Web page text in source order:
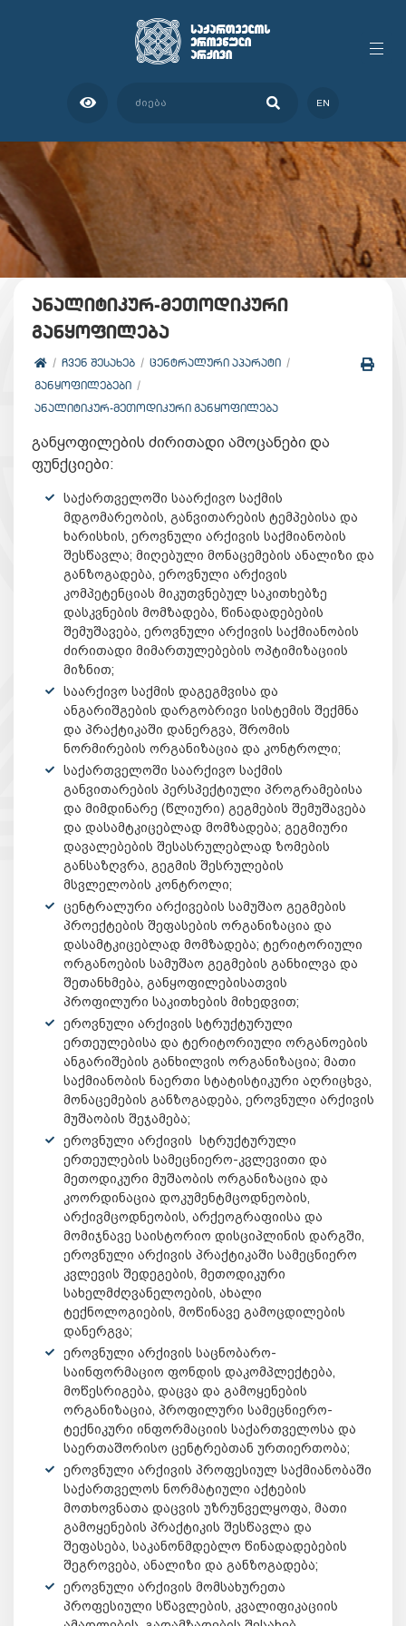
EN
ანალიტიკურ-მეთოდიკური
განყოფილება
ᲩᲕᲔᲜ ᲨᲔᲡᲐᲮᲔᲑ
ᲪᲔᲜᲢᲠᲐᲚᲣᲠᲘ ᲐᲞᲐᲠᲐᲢᲘ
ᲒᲐᲜᲧᲝᲤᲘᲚᲔᲑᲔᲑᲘ
ᲐᲜᲐᲚᲘᲢᲘᲙᲣᲠ-ᲛᲔᲗᲝᲓᲘᲙᲣᲠᲘ ᲒᲐᲜᲧᲝᲤᲘᲚᲔᲑᲐ
განყოფილების ძირითადი ამოცანები და
ფუნქციები:
საქართველოში საარქივო საქმის
მდგომარეობის, განვითარების ტემპებისა და
ხარისხის, ეროვნული არქივის საქმიანობის
შესწავლა; მიღებული მონაცემების ანალიზი და
განზოგადება, ეროვნული არქივის
კომპეტენციას მიკუთვნებულ საკითხებზე
დასკვნების მომზადება, წინადადებების
შემუშავება, ეროვნული არქივის საქმიანობის
ძირითადი მიმართულებების ოპტიმიზაციის
მიზნით;
საარქივო საქმის დაგეგმვისა და
ანგარიშგების დარგობრივი სისტემის შექმნა
და პრაქტიკაში დანერგვა, შრომის
ნორმირების ორგანიზაცია და კონტროლი;
საქართველოში საარქივო საქმის
განვითარების პერსპექტიული პროგრამებისა
და მიმდინარე (წლიური) გეგმების შემუშავება
და დასამტკიცებლად მომზადება; გეგმიური
დავალებების შესასრულებლად ზომების
განსაზღვრა, გეგმის შესრულების
მსვლელობის კონტროლი;
ცენტრალური არქივების სამუშაო გეგმების
პროექტების შეფასების ორგანიზაცია და
დასამტკიცებლად მომზადება; ტერიტორიული
ორგანოების სამუშაო გეგმების განხილვა და
შეთანხმება, განყოფილებისათვის
პროფილური საკითხების მიხედვით;
ეროვნული არქივის სტრუქტურული
ერთეულებისა და ტერიტორიული ორგანოების
ანგარიშების განხილვის ორგანიზაცია; მათი
საქმიანობის ნაერთი სტატისტიკური აღრიცხვა,
მონაცემების განზოგადება, ეროვნული არქივის
მუშაობის შეჯამება;
ეროვნული არქივის სტრუქტურული
ერთეულების სამეცნიერო-კვლევითი და
მეთოდიკური მუშაობის ორგანიზაცია და
კოორდინაცია დოკუმენტმცოდნეობის,
არქივმცოდნეობის, არქეოგრაფიისა და
მომიჯნავე საისტორიო დისციპლინის დარგში,
ეროვნული არქივის პრაქტიკაში სამეცნიერო
კვლევის შედეგების, მეთოდიკური
სახელმძღვანელოების, ახალი
ტექნოლოგიების, მოწინავე გამოცდილების
დანერგვა;
ეროვნული არქივის საცნობარო-
საინფორმაციო ფონდის დაკომპლექტება,
მოწესრიგება, დაცვა და გამოყენების
ორგანიზაცია, პროფილური სამეცნიერო-
ტექნიკური ინფორმაციის საქართველოსა და
საერთაშორისო ცენტრებთან ურთიერთობა;
ეროვნული არქივის პროფესიულ საქმიანობაში
საქართველოს ნორმატიული აქტების
მოთხოვნათა დაცვის უზრუნველყოფა, მათი
გამოყენების პრაქტიკის შესწავლა და
შეფასება, საკანონმდებლო წინადადებების
შეგროვება, ანალიზი და განზოგადება;
ეროვნული არქივის მომსახურეთა
პროფესიული სწავლების, კვალიფიკაციის